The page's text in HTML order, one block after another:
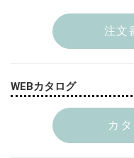
注文
WEBカタログ
カ